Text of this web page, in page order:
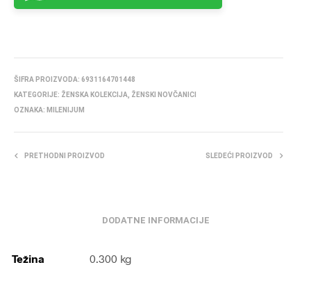
ŠIFRA PROIZVODA: 6931164701448
KATEGORIJE: ŽENSKA KOLEKCIJA, ŽENSKI NOVČANICI
OZNAKA: MILENIJUM
PRETHODNI PROIZVOD SLEDEĆI PROIZVOD
DODATNE INFORMACIJE
Težina 0.300 kg